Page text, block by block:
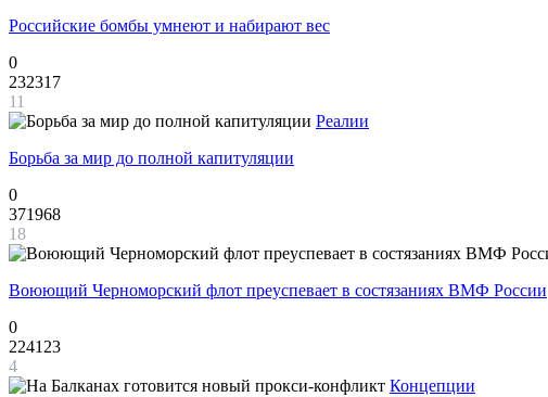
Российские бомбы умнеют и набирают вес
0
232317
11
Реалии
Борьба за мир до полной капитуляции
0
371968
18
Воюющий Черноморский флот преуспевает в состязаниях ВМФ России
0
224123
4
Концепции